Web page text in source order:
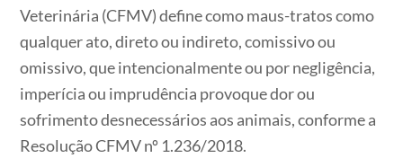
Veterinária (CFMV) define como maus-tratos como
qualquer ato, direto ou indireto, comissivo ou
omissivo, que intencionalmente ou por negligência,
imperícia ou imprudência provoque dor ou
sofrimento desnecessários aos animais, conforme a
Resolução CFMV nº 1.236/2018.